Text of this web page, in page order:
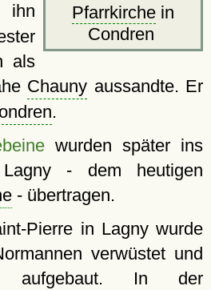
Pfarrkirche in
Condren
als
Chauny aussandte. Er
.
wurden später ins
- dem heutigen
- übertragen.
Pierre in Lagny wurde
verwüstet und
aufgebaut. In der